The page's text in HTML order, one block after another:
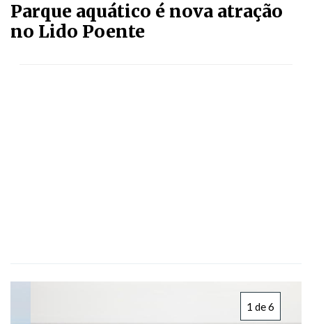
Parque aquático é nova atração
no Lido Poente
1 de 6